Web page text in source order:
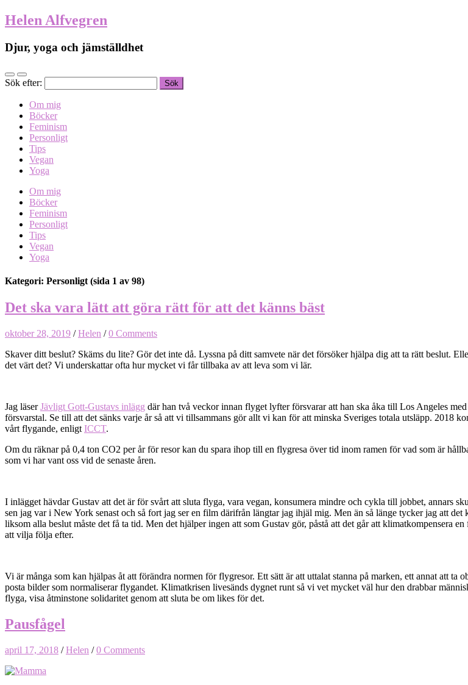
Helen Alfvegren
Djur, yoga och jämställdhet
Sök efter:
Om mig
Böcker
Feminism
Personligt
Tips
Vegan
Yoga
Om mig
Böcker
Feminism
Personligt
Tips
Vegan
Yoga
Kategori: Personligt (sida 1 av 98)
Det ska vara lätt att göra rätt för att det känns bäst
oktober 28, 2019 /Helen /0 Comments
Skaver ditt beslut? Skäms du lite? Gör det inte då. Lyssna på ditt samvete när det försöker hjälpa dig att ta rätt beslut.
det värt det? Vi underskattar ofta hur mycket vi får tillbaka av att leva som vi lär.
Jag läserJävligt Gott-Gustavs inlägg där han två veckor innan flyget lyfter försvarar att han ska åka till Los Angeles
försvarstal. Se till att det sänks varje år så att vi tillsammans gör allt vi kan för att minska Sveriges totala utsläpp. 2018
vårt flygande, enligt ICCT.
Om du räknar på 0,4 ton CO2 per år för resor kan du spara ihop till en flygresa över tid inom ramen för vad som är
som vi har vant oss vid de senaste åren.
I inlägget hävdar Gustav att det är för svårt att sluta flyga, vara vegan, konsumera mindre och cykla till jobbet, annars
sen jag var i New York senast och så fort jag ser en film därifrån längtar jag ihjäl mig. Men än så länge tycker jag att
liksom alla beslut måste det få ta tid. Men det hjälper ingen att som Gustav gör, påstå att det går att klimatkompensera
att vilja följa efter.
Vi är många som kan hjälpas åt att förändra normen för flygresor. Ett sätt är att uttalat stanna på marken, ett annat att
posta bilder som normaliserar flygandet. Klimatkrisen livesänds dygnet runt så vi vet mycket väl hur den drabbar
flyga, visa åtminstone solidaritet genom att sluta be om likes för det.
Pausfågel
april 17, 2018 /Helen /0 Comments